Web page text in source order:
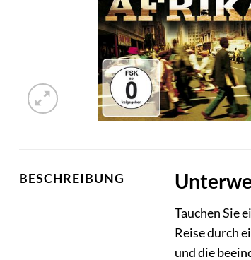
BESCHREIBUNG
Tauchen Sie
Reise durch
und die